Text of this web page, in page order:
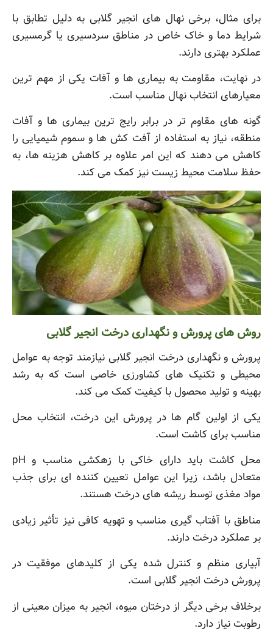
برای مثال، برخی نهال های انجیر گلابی به دلیل تطابق با
شرایط دما و خاک خاص در مناطق سردسیری یا گرمسیری
عملکرد بهتری دارند.
در نهایت، مقاومت به بیماری ها و آفات یکی از مهم ترین
معیارهای انتخاب نهال مناسب است.
گونه های مقاوم تر در برابر رایج ترین بیماری ها و آفات
منطقه، نیاز به استفاده از آفت کش ها و سموم شیمیایی را
کاهش می دهند که این امر علاوه بر کاهش هزینه ها، به
حفظ سلامت محیط زیست نیز کمک می کند.
روش های پرورش و نگهداری درخت انجیر گلابی
پرورش و نگهداری درخت انجیر گلابی نیازمند توجه به عوامل
محیطی و تکنیک های کشاورزی خاصی است که به رشد
بهینه و تولید محصول با کیفیت کمک می کند.
یکی از اولین گام ها در پرورش این درخت، انتخاب محل
مناسب برای کاشت است.
محل کاشت باید دارای خاکی با زهکشی مناسب و pH
متعادل باشد، زیرا این عوامل تعیین کننده ای برای جذب
مواد مغذی توسط ریشه های درخت هستند.
مناطق با آفتاب گیری مناسب و تهویه کافی نیز تأثیر زیادی
بر عملکرد درخت دارند.
آبیاری منظم و کنترل شده یکی از کلیدهای موفقیت در
پرورش درخت انجیر گلابی است.
برخلاف برخی دیگر از درختان میوه، انجیر به میزان معینی از
رطوبت نیاز دارد.